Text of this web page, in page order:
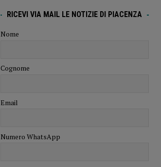
RICEVI VIA MAIL LE NOTIZIE DI PIACENZA
Nome
Cognome
Email
Numero WhatsApp